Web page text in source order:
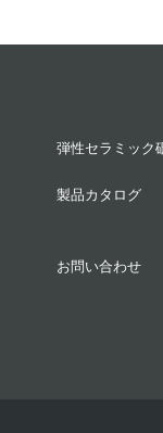
弾性セラミック
製品カタログ
お問い合わせ